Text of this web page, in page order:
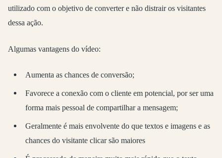
utilizado com o objetivo de converter e não distrair os visitantes
dessa ação.
Algumas vantagens do vídeo:
Aumenta as chances de conversão;
Favorece a conexão com o cliente em potencial, por ser uma
forma mais pessoal de compartilhar a mensagem;
Geralmente é mais envolvente do que textos e imagens e as
chances do visitante clicar são maiores